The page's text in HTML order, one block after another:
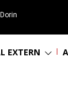
EXTERN